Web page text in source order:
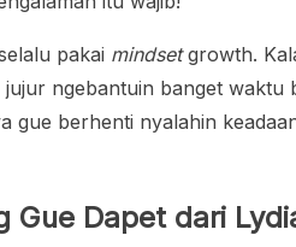
pakai mindsetgrowth.
ngebantuin banget
gue berhenti nyalahin
Gue Dapet dari